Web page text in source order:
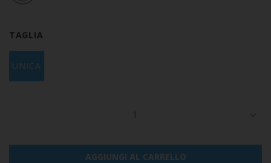
TAGLIA
UNICA
1
AGGIUNGI AL CARRELLO